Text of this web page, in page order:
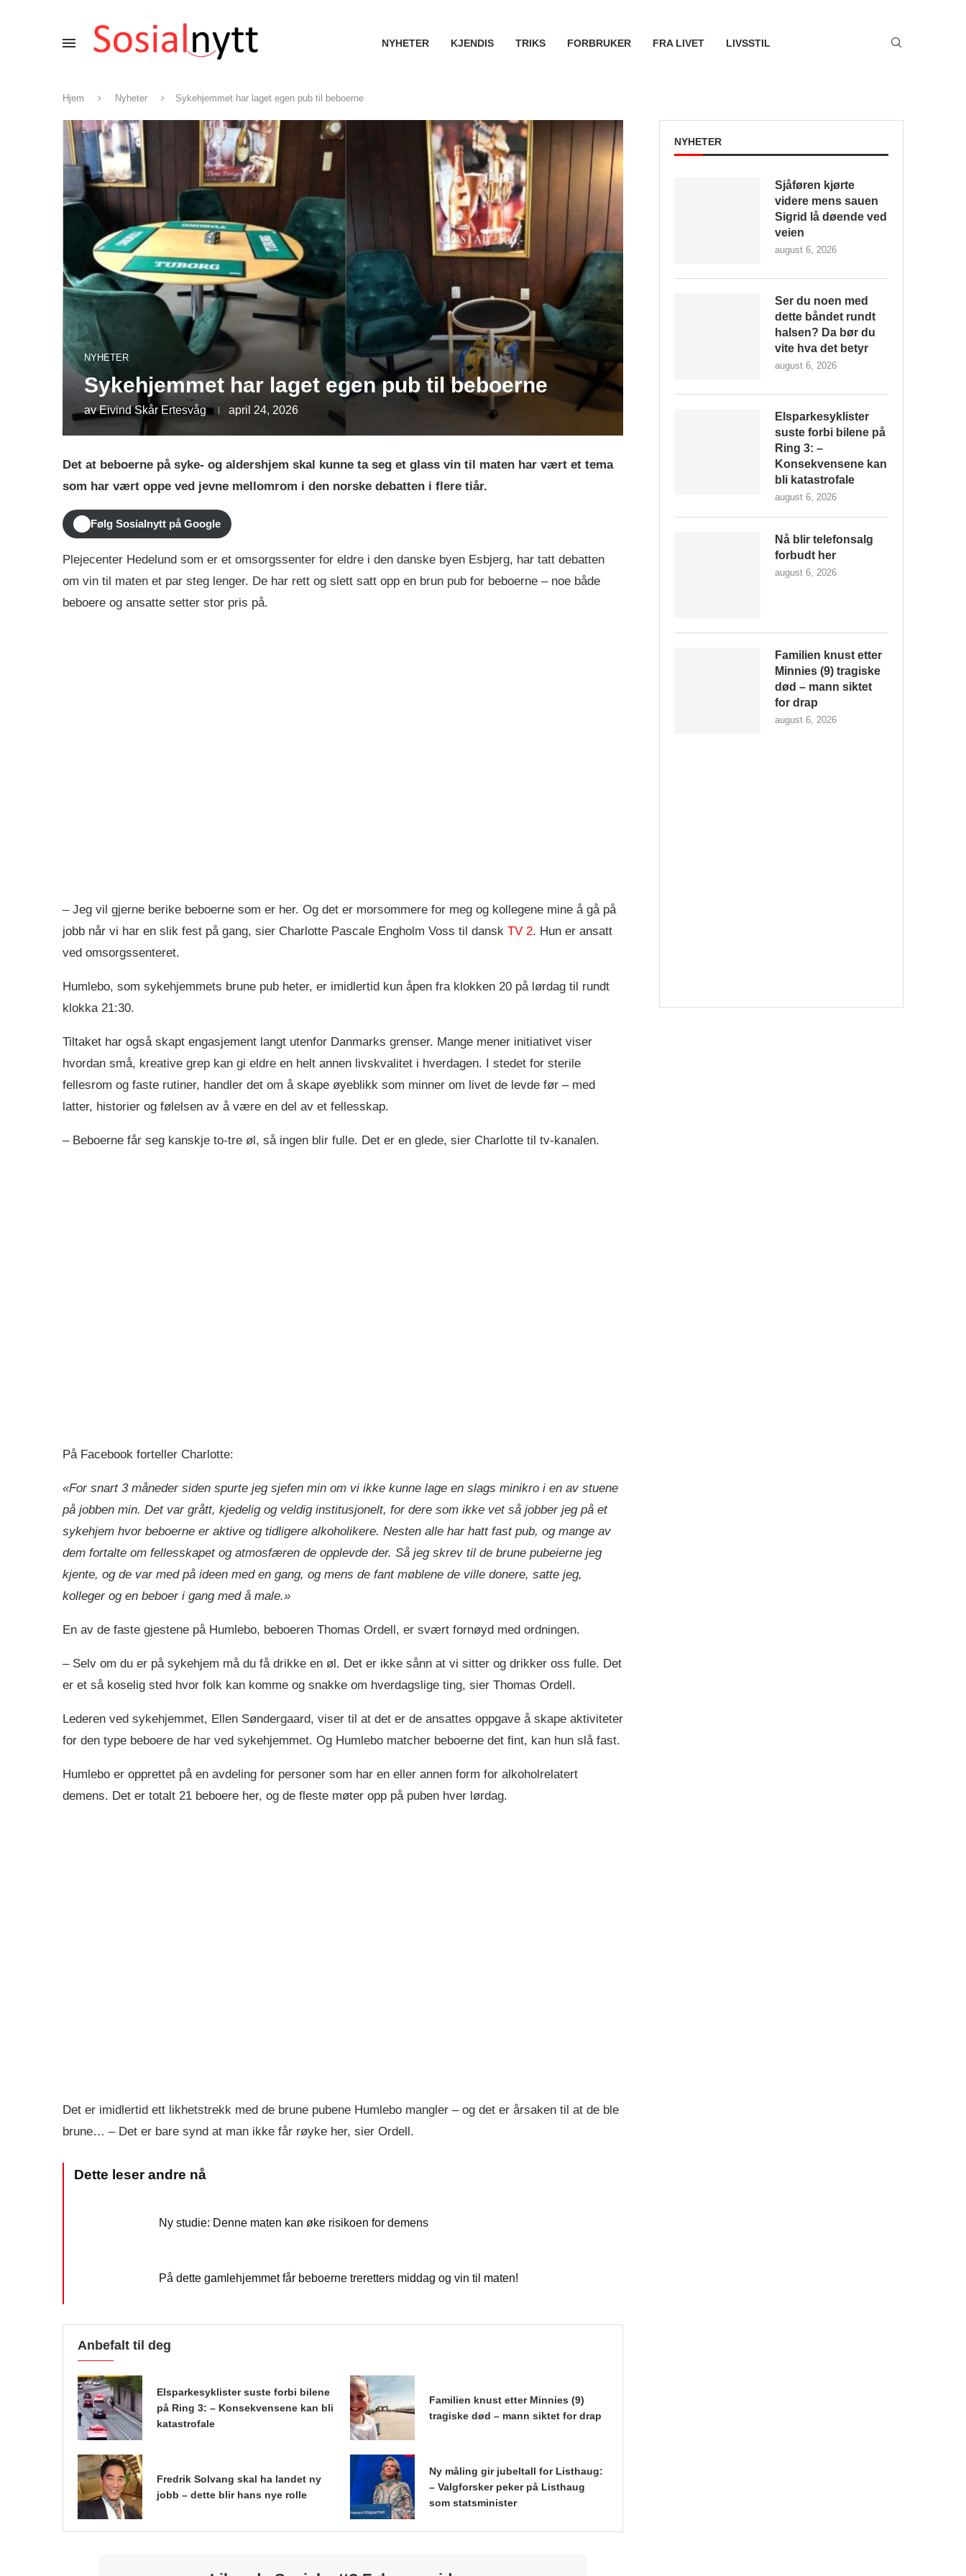
NYHETER KJENDIS TRIKS FORBRUKER FRA LIVET LIVSSTIL
Hjem Nyheter Sykehjemmet har laget egen pub til beboerne
NYHETER
Sykehjemmet har laget egen pub til beboerne
avEivind Skår Ertesvåg april 24, 2026
Det at beboerne på syke- og aldershjem skal kunne ta seg et glass vin til maten har vært et tema
som har vært oppe ved jevne mellomrom i den norske debatten i flere tiår.
Følg Sosialnytt på Google
Plejecenter Hedelund som er et omsorgssenter for eldre i den danske byen Esbjerg, har tatt debatten
om vin til maten et par steg lenger. De har rett og slett satt opp en brun pub for beboerne – noe både
beboere og ansatte setter stor pris på.
– Jeg vil gjerne berike beboerne som er her. Og det er morsommere for meg og kollegene mine å gå på
jobb når vi har en slik fest på gang, sier Charlotte Pascale Engholm Voss til dansk TV 2. Hun er ansatt
ved omsorgssenteret.
Humlebo, som sykehjemmets brune pub heter, er imidlertid kun åpen fra klokken 20 på lørdag til rundt
klokka 21:30.
Tiltaket har også skapt engasjement langt utenfor Danmarks grenser. Mange mener initiativet viser
hvordan små, kreative grep kan gi eldre en helt annen livskvalitet i hverdagen. I stedet for sterile
fellesrom og faste rutiner, handler det om å skape øyeblikk som minner om livet de levde før – med
latter, historier og følelsen av å være en del av et fellesskap.
– Beboerne får seg kanskje to-tre øl, så ingen blir fulle. Det er en glede, sier Charlotte til tv-kanalen.
På Facebook forteller Charlotte:
«For snart 3 måneder siden spurte jeg sjefen min om vi ikke kunne lage en slags minikro i en av stuene
på jobben min. Det var grått, kjedelig og veldig institusjonelt, for dere som ikke vet så jobber jeg på et
sykehjem hvor beboerne er aktive og tidligere alkoholikere. Nesten alle har hatt fast pub, og mange av
dem fortalte om fellesskapet og atmosfæren de opplevde der. Så jeg skrev til de brune pubeierne jeg
kjente, og de var med på ideen med en gang, og mens de fant møblene de ville donere, satte jeg,
kolleger og en beboer i gang med å male.»
En av de faste gjestene på Humlebo, beboeren Thomas Ordell, er svært fornøyd med ordningen.
– Selv om du er på sykehjem må du få drikke en øl. Det er ikke sånn at vi sitter og drikker oss fulle. Det
er et så koselig sted hvor folk kan komme og snakke om hverdagslige ting, sier Thomas Ordell.
Lederen ved sykehjemmet, Ellen Søndergaard, viser til at det er de ansattes oppgave å skape aktiviteter
for den type beboere de har ved sykehjemmet. Og Humlebo matcher beboerne det fint, kan hun slå fast.
Humlebo er opprettet på en avdeling for personer som har en eller annen form for alkoholrelatert
demens. Det er totalt 21 beboere her, og de fleste møter opp på puben hver lørdag.
Det er imidlertid ett likhetstrekk med de brune pubene Humlebo mangler – og det er årsaken til at de ble
brune… – Det er bare synd at man ikke får røyke her, sier Ordell.
Ny studie: Denne maten kan øke risikoen for demens
På dette gamlehjemmet får beboerne treretters middag og vin til maten!
Anbefalt til deg
Elsparkesyklister suste forbi bilene
på Ring 3: – Konsekvensene kan bli
katastrofale
Familien knust etter Minnies (9)
tragiske død – mann siktet for drap
Fredrik Solvang skal ha landet ny
jobb – dette blir hans nye rolle
Ny måling gir jubeltall for Listhaug:
– Valgforsker peker på Listhaug
som statsminister
NYHETER
Sjåføren kjørte
videre mens sauen
Sigrid lå døende ved
veien
august 6, 2026
Ser du noen med
dette båndet rundt
halsen? Da bør du
vite hva det betyr
august 6, 2026
Elsparkesyklister
suste forbi bilene på
Ring 3: –
Konsekvensene kan
bli katastrofale
august 6, 2026
Nå blir telefonsalg
forbudt her
august 6, 2026
Familien knust etter
Minnies (9) tragiske
død – mann siktet
for drap
august 6, 2026